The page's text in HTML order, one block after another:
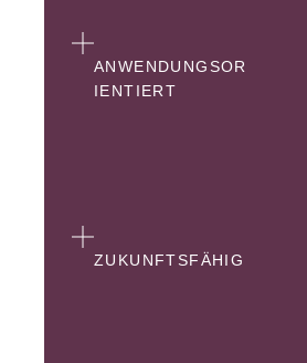
ANWENDUNGSOR
IENTIERT
ZUKUNFTSFÄHIG